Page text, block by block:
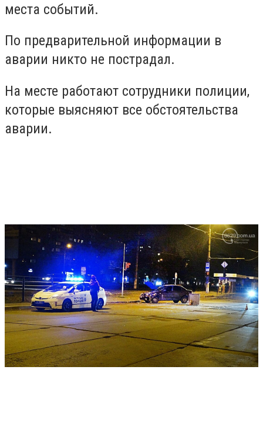
места событий.
По предварительной информации в
аварии никто не пострадал.
На месте работают сотрудники полиции,
которые выясняют все обстоятельства
аварии.